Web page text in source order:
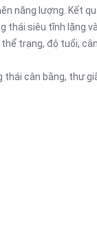
năng lượng. Kết
thái siêu tĩnh lặng
trạng, độ tuổi,
cân bằng, thư